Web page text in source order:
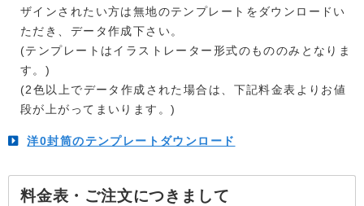
ザインされたい方は無地のテンプレートをダウンロードい
ただき、データ作成下さい。
(テンプレートはイラストレーター形式のもののみとなりま
す。)
(2色以上でデータ作成された場合は、下記料金表よりお値
段が上がってまいります。)
洋0封筒のテンプレートダウンロード
料金表・ご注文につきまして